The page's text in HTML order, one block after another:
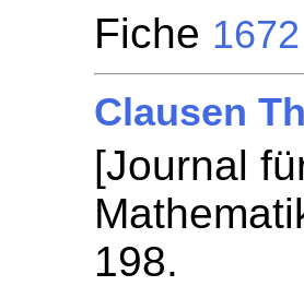
Fiche 1672
Clausen
[Journal
198.